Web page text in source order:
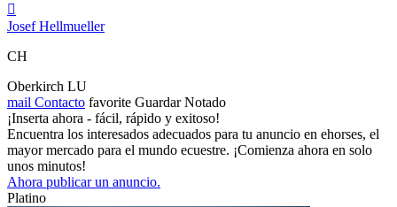

Josef Hellmueller
CH
Oberkirch LU
mail Contacto favorite Guardar Notado
¡Inserta ahora - fácil, rápido y exitoso!
Encuentra los interesados adecuados para tu anuncio en ehorses, el
mayor mercado para el mundo ecuestre. ¡Comienza ahora en solo
unos minutos!
Ahora publicar un anuncio.
Platino